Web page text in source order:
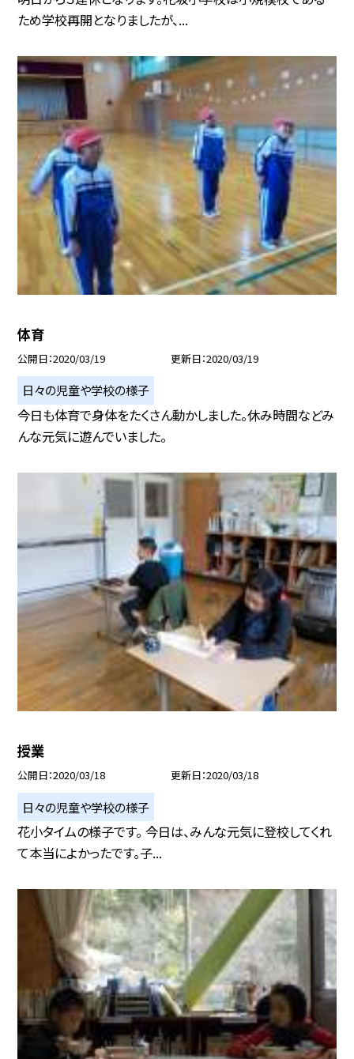
ため学校再開となりましたが、...
体育
公開日 2020/03/19 更新日 2020/03/19
日々の児童や学校の様子
今日も体育で身体をたくさん動かしました。休み時間などみ
んな元気に遊んでいました。
授業
公開日 2020/03/18 更新日 2020/03/18
日々の児童や学校の様子
花小タイムの様子です。 今日は、みんな元気に登校してくれ
て本当によかったです。子...